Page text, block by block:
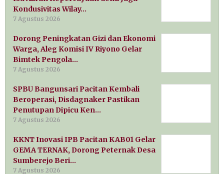
Kondusivitas Wilay…
7 Agustus 2026
Dorong Peningkatan Gizi dan Ekonomi
Warga, Aleg Komisi IV Riyono Gelar
Bimtek Pengola…
7 Agustus 2026
SPBU Bangunsari Pacitan Kembali
Beroperasi, Disdagnaker Pastikan
Penutupan Dipicu Ken…
7 Agustus 2026
KKNT Inovasi IPB Pacitan KAB01 Gelar
GEMA TERNAK, Dorong Peternak Desa
Sumberejo Beri…
7 Agustus 2026